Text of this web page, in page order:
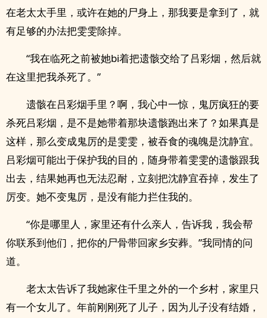
在老太太手里，或许在她的尸身上，那我要是拿到了，就
有足够的办法把雯雯除掉。
“我在临死之前被她bi着把遗骸交给了吕彩烟，然后就
在这里把我杀死了。”
遗骸在吕彩烟手里？啊，我心中一惊，鬼厉疯狂的要
杀死吕彩烟，是不是她带着那块遗骸跑出来了？如果真是
这样，那么变成鬼厉的是雯雯，被吞食的魂魄是沈静宜。
吕彩烟可能出于保护我的目的，随身带着雯雯的遗骸跟我
出去，结果她再也无法忍耐，立刻把沈静宜吞掉，发生了
厉变。她不变鬼厉，是没有能力拦住我的。
“你是哪里人，家里还有什么亲人，告诉我，我会帮
你联系到他们，把你的尸骨带回家乡安葬。”我同情的问
道。
老太太告诉了我她家住千里之外的一个乡村，家里只
有一个女儿了。年前刚刚死了儿子，因为儿子没有结婚，